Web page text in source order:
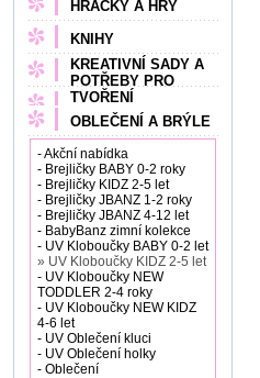
HRAČKY A HRY
KNIHY
KREATIVNÍ SADY A
POTŘEBY PRO
TVOŘENÍ
OBLEČENÍ A BRÝLE
- Akční nabídka
- Brejličky BABY 0-2 roky
- Brejličky KIDZ 2-5 let
- Brejličky JBANZ 1-2 roky
- Brejličky JBANZ 4-12 let
- BabyBanz zimní kolekce
- UV Kloboučky BABY 0-2 let
» UV Kloboučky KIDZ 2-5 let
- UV Kloboučky NEW
TODDLER 2-4 roky
- UV Kloboučky NEW KIDZ
4-6 let
- UV Oblečení kluci
- UV Oblečení holky
- Oblečení